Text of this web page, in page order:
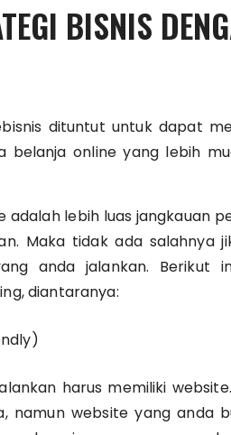
BISNIS
dituntut untuk dapat
belanja online yang lebih
adalah lebih luas jangkauan
Maka tidak ada salahnya
anda jalankan. Berikut
diantaranya:
harus memiliki
namun website yang anda